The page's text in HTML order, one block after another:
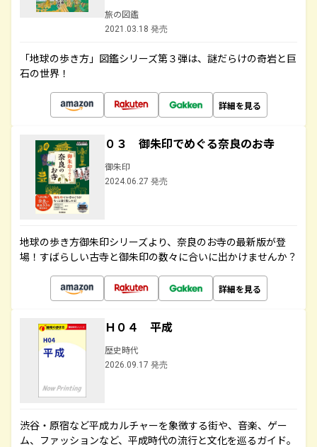
旅の図鑑
2021.03.18 発売
「地球の歩き方」図鑑シリーズ第３弾は、謎だらけの奇岩と巨
石の世界！
詳細を見る
０３ 御朱印でめぐる奈良のお寺
御朱印
2024.06.27 発売
地球の歩き方御朱印シリーズより、奈良のお寺の最新版が登
場！すばらしい古寺と御朱印の数々に合いに出かけませんか？
詳細を見る
Ｈ０４ 平成
歴史時代
2026.09.17 発売
渋谷・原宿など平成カルチャーを象徴する街や、音楽、ゲー
ム、ファッションなど、平成時代の流行と文化を巡るガイド。